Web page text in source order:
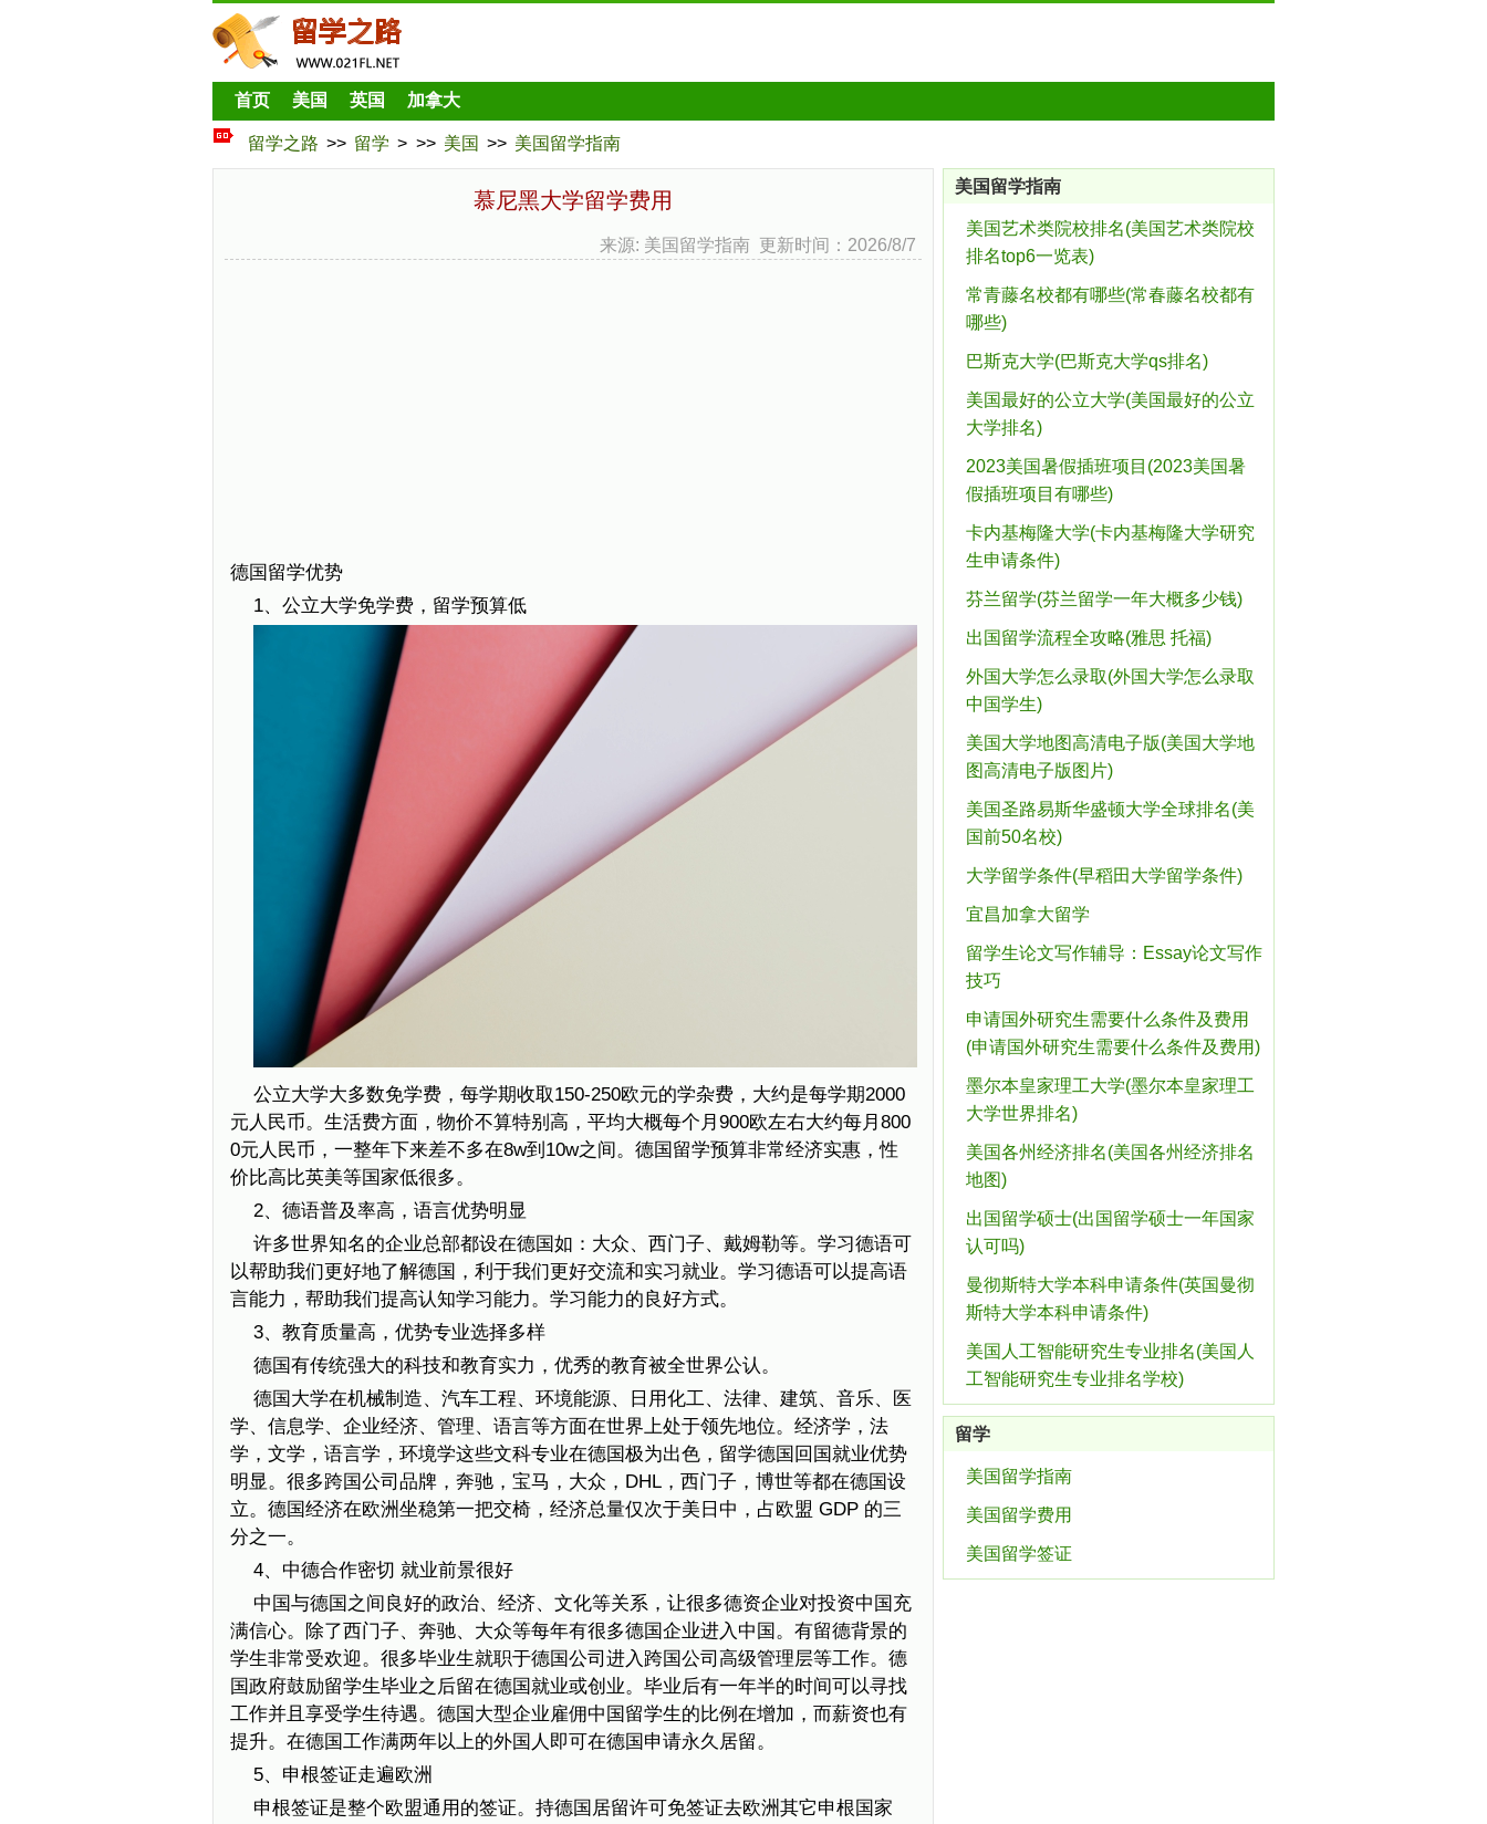
首页 美国 英国 加拿大
留学之路 >> 留学 > >> 美国 >> 美国留学指南
慕尼黑大学留学费用
来源: 美国留学指南 更新时间：2026/8/7
德国留学优势
1、公立大学免学费，留学预算低
公立大学大多数免学费，每学期收取150-250欧元的学杂费，大约是每学期2000
元人民币。生活费方面，物价不算特别高，平均大概每个月900欧左右大约每月800
0元人民币，一整年下来差不多在8w到10w之间。德国留学预算非常经济实惠，性
价比高比英美等国家低很多。
2、德语普及率高，语言优势明显
许多世界知名的企业总部都设在德国如：大众、西门子、戴姆勒等。学习德语可
以帮助我们更好地了解德国，利于我们更好交流和实习就业。学习德语可以提高语
言能力，帮助我们提高认知学习能力。学习能力的良好方式。
3、教育质量高，优势专业选择多样
德国有传统强大的科技和教育实力，优秀的教育被全世界公认。
德国大学在机械制造、汽车工程、环境能源、日用化工、法律、建筑、音乐、医
学、信息学、企业经济、管理、语言等方面在世界上处于领先地位。经济学，法
学，文学，语言学，环境学这些文科专业在德国极为出色，留学德国回国就业优势
明显。很多跨国公司品牌，奔驰，宝马，大众，DHL，西门子，博世等都在德国设
立。德国经济在欧洲坐稳第一把交椅，经济总量仅次于美日中，占欧盟 GDP 的三
分之一。
4、中德合作密切 就业前景很好
中国与德国之间良好的政治、经济、文化等关系，让很多德资企业对投资中国充
满信心。除了西门子、奔驰、大众等每年有很多德国企业进入中国。有留德背景的
学生非常受欢迎。很多毕业生就职于德国公司进入跨国公司高级管理层等工作。德
国政府鼓励留学生毕业之后留在德国就业或创业。毕业后有一年半的时间可以寻找
工作并且享受学生待遇。德国大型企业雇佣中国留学生的比例在增加，而薪资也有
提升。在德国工作满两年以上的外国人即可在德国申请永久居留。
5、申根签证走遍欧洲
申根签证是整个欧盟通用的签证。持德国居留许可免签证去欧洲其它申根国家
美国留学指南
美国艺术类院校排名(美国艺术类院校
排名top6一览表)
常青藤名校都有哪些(常春藤名校都有
哪些)
巴斯克大学(巴斯克大学qs排名)
美国最好的公立大学(美国最好的公立
大学排名)
2023美国暑假插班项目(2023美国暑
假插班项目有哪些)
卡内基梅隆大学(卡内基梅隆大学研究
生申请条件)
芬兰留学(芬兰留学一年大概多少钱)
出国留学流程全攻略(雅思 托福)
外国大学怎么录取(外国大学怎么录取
中国学生)
美国大学地图高清电子版(美国大学地
图高清电子版图片)
美国圣路易斯华盛顿大学全球排名(美
国前50名校)
大学留学条件(早稻田大学留学条件)
宜昌加拿大留学
留学生论文写作辅导：Essay论文写作
技巧
申请国外研究生需要什么条件及费用
(申请国外研究生需要什么条件及费用)
墨尔本皇家理工大学(墨尔本皇家理工
大学世界排名)
美国各州经济排名(美国各州经济排名
地图)
出国留学硕士(出国留学硕士一年国家
认可吗)
曼彻斯特大学本科申请条件(英国曼彻
斯特大学本科申请条件)
美国人工智能研究生专业排名(美国人
工智能研究生专业排名学校)
留学
美国留学指南
美国留学费用
美国留学签证